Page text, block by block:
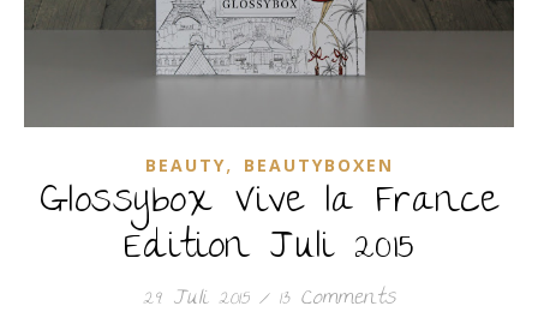
BEAUTY, BEAUTYBOXEN
Glossybox Vive la France
Edition Juli 2015
29. Juli 2015 / 13 Comments